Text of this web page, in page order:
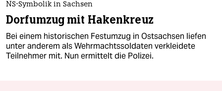
NS-Symbolik in Sachsen
Dorfumzug mit Hakenkreuz
Bei einem historischen Festumzug in Ostsachsen liefen
unter anderem als Wehrmachtssoldaten verkleidete
Teilnehmer mit. Nun ermittelt die Polizei.